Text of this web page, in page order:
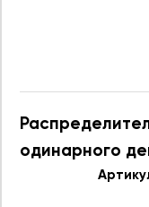
одинарного
100.172.050